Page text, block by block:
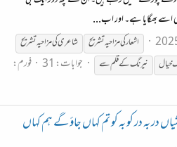
اسے بھگایا ہے۔ اور اب...
اشعار کی مزاحیہ تشریح
شاعری کی مزاحیہ تشریح
خیال نیرنگکےقلمسے جوابات: 31
فورم:
در بہ در کو بہ کو تم کہاں جاؤ گے ہم کہاں